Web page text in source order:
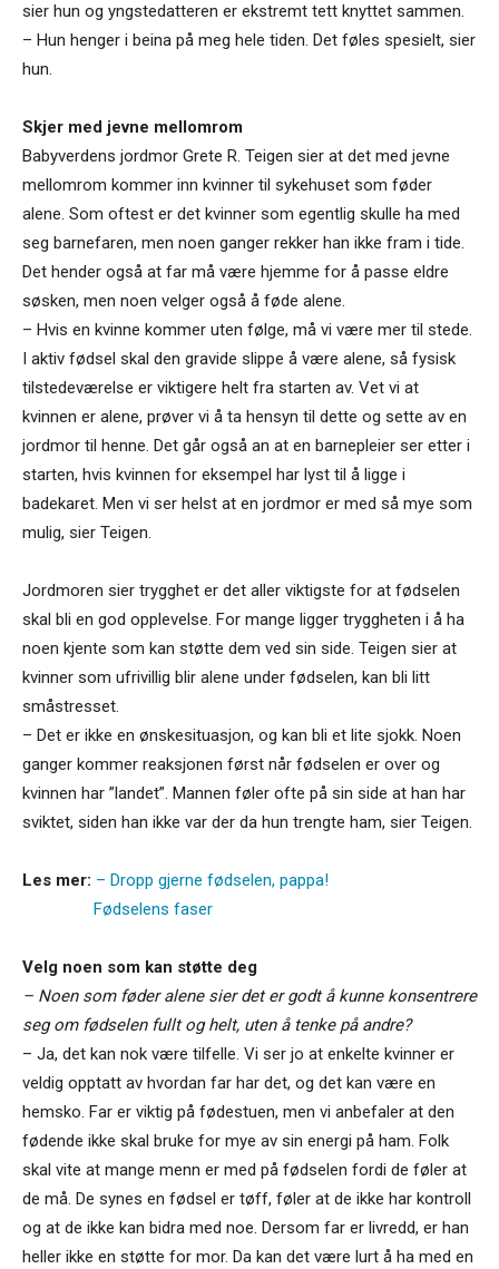
sier hun og yngstedatteren er ekstremt tett knyttet sammen.
– Hun henger i beina på meg hele tiden. Det føles spesielt, sier
hun.
Skjer med jevne mellomrom
Babyverdens jordmor Grete R. Teigen sier at det med jevne
mellomrom kommer inn kvinner til sykehuset som føder
alene. Som oftest er det kvinner som egentlig skulle ha med
seg barnefaren, men noen ganger rekker han ikke fram i tide.
Det hender også at far må være hjemme for å passe eldre
søsken, men noen velger også å føde alene.
– Hvis en kvinne kommer uten følge, må vi være mer til stede.
I aktiv fødsel skal den gravide slippe å være alene, så fysisk
tilstedeværelse er viktigere helt fra starten av. Vet vi at
kvinnen er alene, prøver vi å ta hensyn til dette og sette av en
jordmor til henne. Det går også an at en barnepleier ser etter i
starten, hvis kvinnen for eksempel har lyst til å ligge i
badekaret. Men vi ser helst at en jordmor er med så mye som
mulig, sier Teigen.
Jordmoren sier trygghet er det aller viktigste for at fødselen
skal bli en god opplevelse. For mange ligger tryggheten i å ha
noen kjente som kan støtte dem ved sin side. Teigen sier at
kvinner som ufrivillig blir alene under fødselen, kan bli litt
småstresset.
– Det er ikke en ønskesituasjon, og kan bli et lite sjokk. Noen
ganger kommer reaksjonen først når fødselen er over og
kvinnen har ”landet”. Mannen føler ofte på sin side at han har
sviktet, siden han ikke var der da hun trengte ham, sier Teigen.
Les mer: – Dropp gjerne fødselen, pappa!
Fødselens faser
Velg noen som kan støtte deg
– Noen som føder alene sier det er godt å kunne konsentrere
seg om fødselen fullt og helt, uten å tenke på andre?
– Ja, det kan nok være tilfelle. Vi ser jo at enkelte kvinner er
veldig opptatt av hvordan far har det, og det kan være en
hemsko. Far er viktig på fødestuen, men vi anbefaler at den
fødende ikke skal bruke for mye av sin energi på ham. Folk
skal vite at mange menn er med på fødselen fordi de føler at
de må. De synes en fødsel er tøff, føler at de ikke har kontroll
og at de ikke kan bidra med noe. Dersom far er livredd, er han
heller ikke en støtte for mor. Da kan det være lurt å ha med en